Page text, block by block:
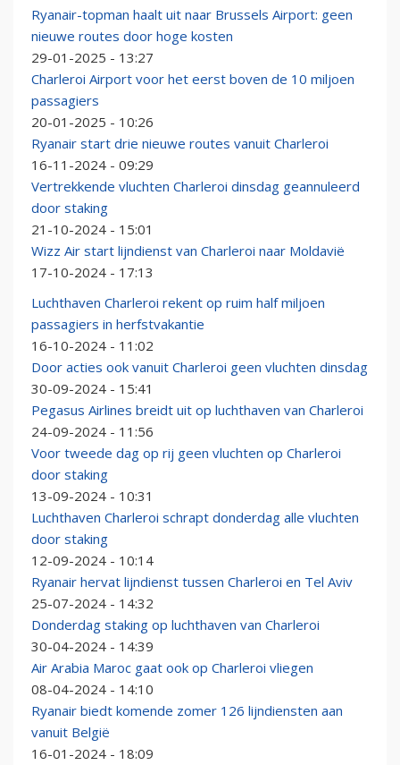
Ryanair-topman haalt uit naar Brussels Airport: geen
nieuwe routes door hoge kosten
29-01-2025 - 13:27
Charleroi Airport voor het eerst boven de 10 miljoen
passagiers
20-01-2025 - 10:26
Ryanair start drie nieuwe routes vanuit Charleroi
16-11-2024 - 09:29
Vertrekkende vluchten Charleroi dinsdag geannuleerd
door staking
21-10-2024 - 15:01
Wizz Air start lijndienst van Charleroi naar Moldavië
17-10-2024 - 17:13
Luchthaven Charleroi rekent op ruim half miljoen
passagiers in herfstvakantie
16-10-2024 - 11:02
Door acties ook vanuit Charleroi geen vluchten dinsdag
30-09-2024 - 15:41
Pegasus Airlines breidt uit op luchthaven van Charleroi
24-09-2024 - 11:56
Voor tweede dag op rij geen vluchten op Charleroi
door staking
13-09-2024 - 10:31
Luchthaven Charleroi schrapt donderdag alle vluchten
door staking
12-09-2024 - 10:14
Ryanair hervat lijndienst tussen Charleroi en Tel Aviv
25-07-2024 - 14:32
Donderdag staking op luchthaven van Charleroi
30-04-2024 - 14:39
Air Arabia Maroc gaat ook op Charleroi vliegen
08-04-2024 - 14:10
Ryanair biedt komende zomer 126 lijndiensten aan
vanuit België
16-01-2024 - 18:09